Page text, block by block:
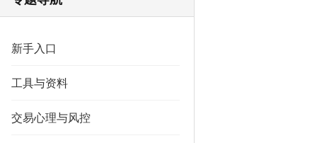
新手入口
工具与资料
交易心理与风控